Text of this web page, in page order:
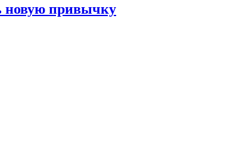
новую привычку